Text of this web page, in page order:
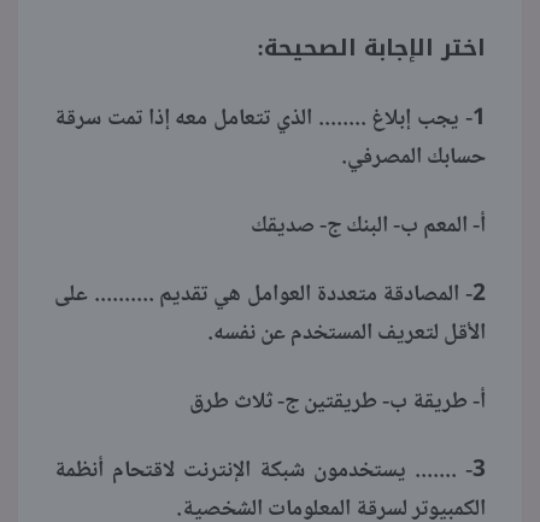
اختر الإجابة الصحيحة:
1- يجب إبلاغ ........ الذي تتعامل معه إذا تمت سرقة
حسابك المصرفي.
أ- المعم ب- البنك ج- صديقك
2- المصادقة متعددة العوامل هي تقديم .......... على
الأقل لتعريف المستخدم عن نفسه.
أ- طريقة ب- طريقتين ج- ثلاث طرق
3- ....... يستخدمون شبكة الإنترنت لاقتحام أنظمة
الكمبيوتر لسرقة المعلومات الشخصية.